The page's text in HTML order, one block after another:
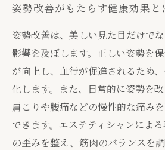
姿勢改善がもたらす健康効果と
姿勢改善は、美しい見た目だけで
影響を及ぼします。正しい姿勢を
が向上し、血行が促進されるため
化します。また、日常的に姿勢を改
肩こりや腰痛などの慢性的な痛み
できます。エステティシャンによ
の歪みを整え、筋肉のバランスを